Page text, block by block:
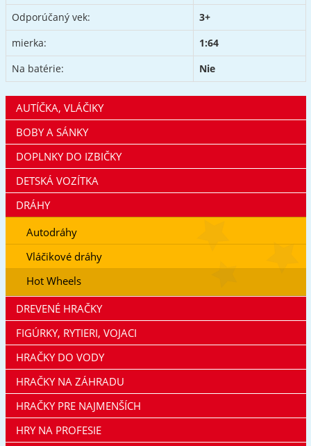
Odporúčaný vek:
3+
mierka:
1:64
Na batérie:
Nie
AUTÍČKA, VLÁČIKY
BOBY A SÁNKY
DOPLNKY DO IZBIČKY
DETSKÁ VOZÍTKA
DRÁHY
Autodráhy
Vláčikové dráhy
Hot Wheels
DREVENÉ HRAČKY
FIGÚRKY, RYTIERI, VOJACI
HRAČKY DO VODY
HRAČKY NA ZÁHRADU
HRAČKY PRE NAJMENŠÍCH
HRY NA PROFESIE